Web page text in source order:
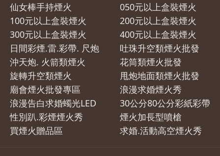
仙女棒手持煙火
050元以上盒裝煙火
100元以上盒裝煙火
200元以上盒裝煙火
300元以上盒裝煙火
400元以上盒裝煙火
日間彩煙.雷.彩帶. 尺炮
吐珠升空類煙火批發
沖天炮. 火箭類煙火
花筒類煙火批發
旋轉升空類煙火
甩炮地面類煙火批發
廟會煙火批發專區
浪漫求婚煙火秀
浪漫告白求婚蠋光LED
30公分80公分彩紙彩帶
性別趴.彩煙煙火秀
煙火加長型噴槍
買煙火贈品區
求婚.活動高空煙火秀